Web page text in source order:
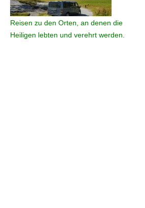
Reisen zu den Orten, an denen die
Heiligen lebten und verehrt werden.